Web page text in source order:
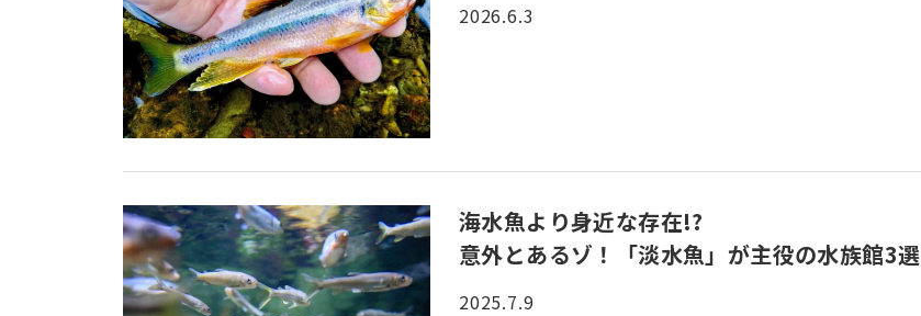
2026.6.3
海水魚より身近な存在!?
意外とあるゾ！「淡水魚」が主役の水族館3選
2025.7.9